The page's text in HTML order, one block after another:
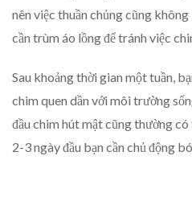
nên việc thuần chủng cũng
cần trùm áo lồng để tránh việc
Sau khoảng thời gian một tuần,
chim quen dần với môi trường
đầu chim hút mật cũng thường
2-3 ngày đầu bạn cần chủ động